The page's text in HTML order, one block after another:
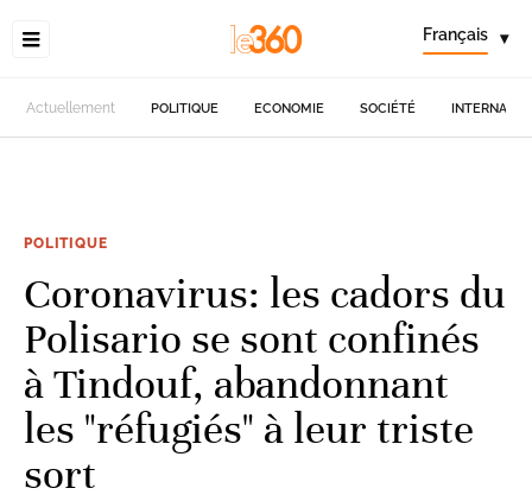
Français ▾
Actuellement POLITIQUE ECONOMIE SOCIÉTÉ
POLITIQUE
Coronavirus: les cadors du
Polisario se sont confinés
à Tindouf, abandonnant
les "réfugiés" à leur triste
sort